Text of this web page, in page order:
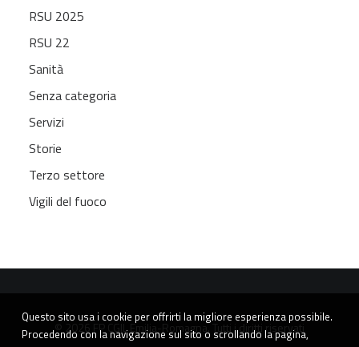
RSU 2025
RSU 22
Sanità
Senza categoria
Servizi
Storie
Terzo settore
Vigili del fuoco
© 2026 FP CGIL Emilia-Romagna. Tutti i diritti riservati
Questo sito usa i cookie per offrirti la migliore esperienza possibile.
Procedendo con la navigazione sul sito o scrollando la pagina,